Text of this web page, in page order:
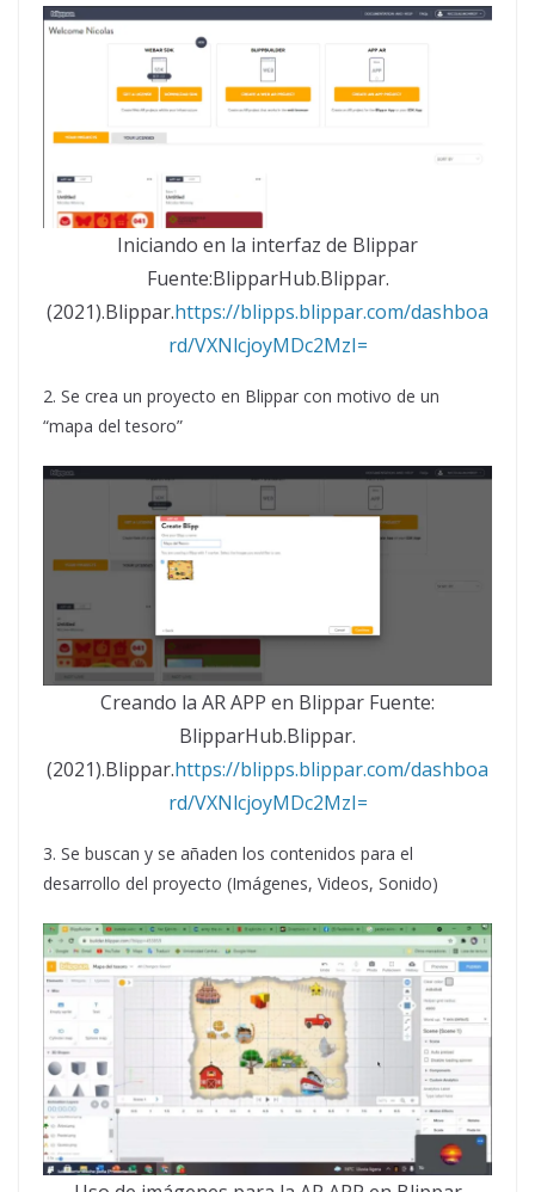
Iniciando en la interfaz de Blippar
Fuente:BlipparHub.Blippar.
(2021).Blippar.https://blipps.blippar.com/dashboa
rd/VXNlcjoyMDc2MzI=
2. Se crea un proyecto en Blippar con motivo de un
“mapa del tesoro”
Creando la AR APP en Blippar Fuente:
BlipparHub.Blippar.
(2021).Blippar.https://blipps.blippar.com/dashboa
rd/VXNlcjoyMDc2MzI=
3. Se buscan y se añaden los contenidos para el
desarrollo del proyecto (Imágenes, Videos, Sonido)